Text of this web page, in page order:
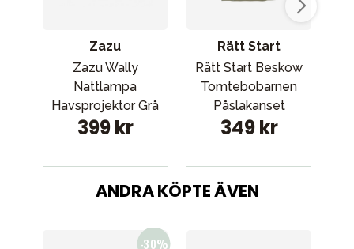
Zazu
Zazu Wally
Nattlampa
Havsprojektor Grå
399 kr
Rätt Start
Rätt Start Beskow
Tomtebobarnen
Påslakanset
spjälsäng grön
349 kr
ANDRA KÖPTE ÄVEN